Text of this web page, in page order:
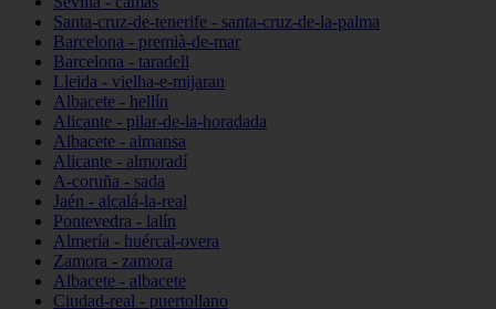
Santa-cruz-de-tenerife - santa-cruz-de-la-palma
Barcelona - premià-de-mar
Barcelona - taradell
Lleida - vielha-e-mijaran
Albacete - hellín
Alicante - pilar-de-la-horadada
Albacete - almansa
Alicante - almoradí
A-coruña - sada
Jaén - alcalá-la-real
Pontevedra - lalín
Almería - huércal-overa
Zamora - zamora
Albacete - albacete
Ciudad-real - puertollano